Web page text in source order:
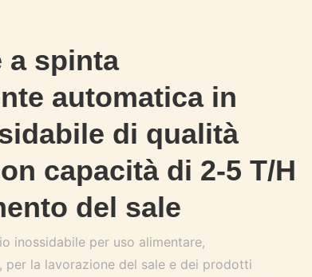
a spinta
automatica in
di qualità
capacità di 2-5 T/H
del sale
inossidabile per uso alimentare,
per la lavorazione del sale e dei prodotti